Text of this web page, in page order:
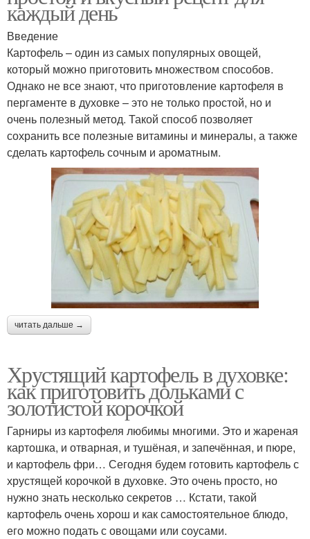
каждый день
Введение
Картофель – один из самых популярных овощей,
который можно приготовить множеством способов.
Однако не все знают, что приготовление картофеля в
пергаменте в духовке – это не только простой, но и
очень полезный метод. Такой способ позволяет
сохранить все полезные витамины и минералы, а также
сделать картофель сочным и ароматным.
читать дальше →
Хрустящий картофель в духовке:
как приготовить дольками с
золотистой корочкой
Гарниры из картофеля любимы многими. Это и жареная
картошка, и отварная, и тушёная, и запечённая, и пюре,
и картофель фри… Сегодня будем готовить картофель с
хрустящей корочкой в духовке. Это очень просто, но
нужно знать несколько секретов … Кстати, такой
картофель очень хорош и как самостоятельное блюдо,
его можно подать с овощами или соусами.